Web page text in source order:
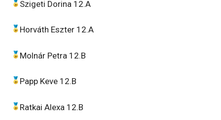
Szigeti Dorina 12.A
Horváth Eszter 12.A
Molnár Petra 12.B
Papp Keve 12.B
Ratkai Alexa 12.B